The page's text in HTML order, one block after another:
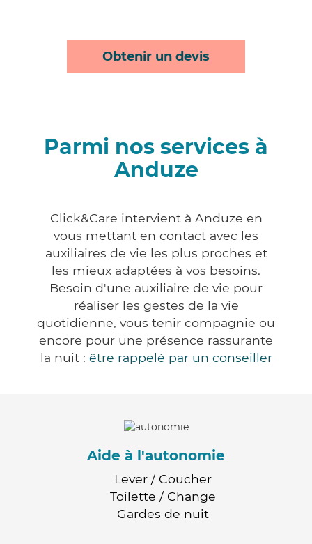
Obtenir un devis
Parmi nos services à
Anduze
Click&Care intervient à Anduze en
vous mettant en contact avec les
auxiliaires de vie les plus proches et
les mieux adaptées à vos besoins.
Besoin d'une auxiliaire de vie pour
réaliser les gestes de la vie
quotidienne, vous tenir compagnie ou
encore pour une présence rassurante
la nuit : être rappelé par un conseiller
Aide à l'autonomie
Lever / Coucher
Toilette / Change
Gardes de nuit